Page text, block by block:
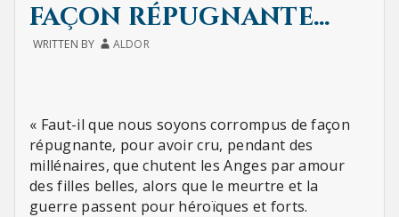
façon répugnante…
WRITTEN BY ALDOR
« Faut-il que nous soyons corrompus de façon
répugnante, pour avoir cru, pendant des
millénaires, que chutent les Anges par amour
des filles belles, alors que le meurtre et la
guerre passent pour héroïques et forts.